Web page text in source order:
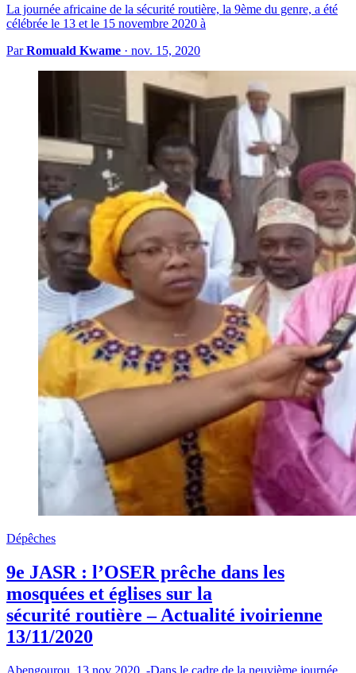
La journée africaine de la sécurité routière, la 9ème du genre, a été
célébrée le 13 et le 15 novembre 2020 à
ParRomuald Kwame · nov. 15, 2020
Dépêches
9e JASR : l’OSER prêche dans les
mosquées et églises sur la
sécurité routière – Actualité ivoirienne
13/11/2020